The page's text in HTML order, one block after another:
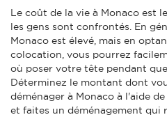
Le coût de la vie à Monaco est
les gens sont confrontés. En
Monaco est élevé, mais en
colocation, vous pourrez
où poser votre tête pendant
Déterminez le montant dont
déménager à Monaco à l'aide
et faites un déménagement qui